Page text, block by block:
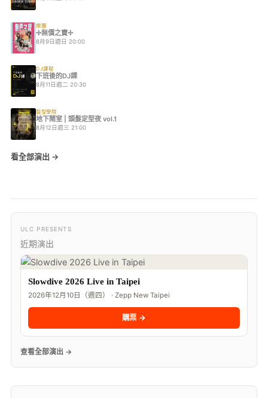
樂團
✢無價之寶✢
8月9日週日 20:00
DJ課程
下班後的DJ課
8月11日週二 20:30
髮型學院
地下鬧室 | 頭髮定型夜 vol.1
8月12日週三 21:00
看全部演出 →
ULC PRESENTS
近期演出
Slowdive 2026 Live in Taipei
2026年12月10日（週四） · Zepp New Taipei
購票 →
查看全部演出 →